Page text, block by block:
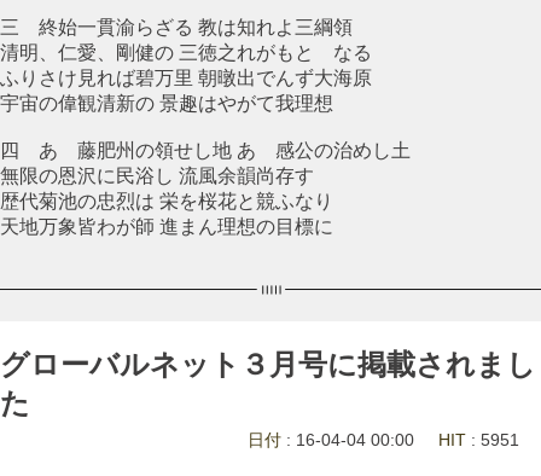
三 終始一貫渝らざる 教は知れよ三綱領
清明、仁愛、剛健の 三徳之れがもとゝなる
ふりさけ見れば碧万里 朝暾出でんず大海原
宇宙の偉観清新の 景趣はやがて我理想
四 あゝ藤肥州の領せし地 あゝ感公の治めし土
無限の恩沢に民浴し 流風余韻尚存す
歴代菊池の忠烈は 栄を桜花と競ふなり
天地万象皆わが師 進まん理想の目標に
グローバルネット３月号に掲載されまし
た
日付 : 16-04-04 00:00 HIT : 5951